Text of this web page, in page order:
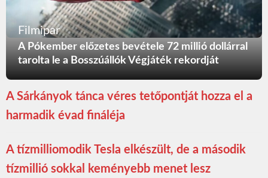
Filmipar
A Pókember előzetes bevétele 72 millió dollárral
tarolta le a Bosszúállók Végjáték rekordját
A Sárkányok tánca véres tetőpontját hozza el a
harmadik évad fináléja
A tízmilliomodik Tesla elkészült, de a második
tízmillió sokkal keményebb menet lesz